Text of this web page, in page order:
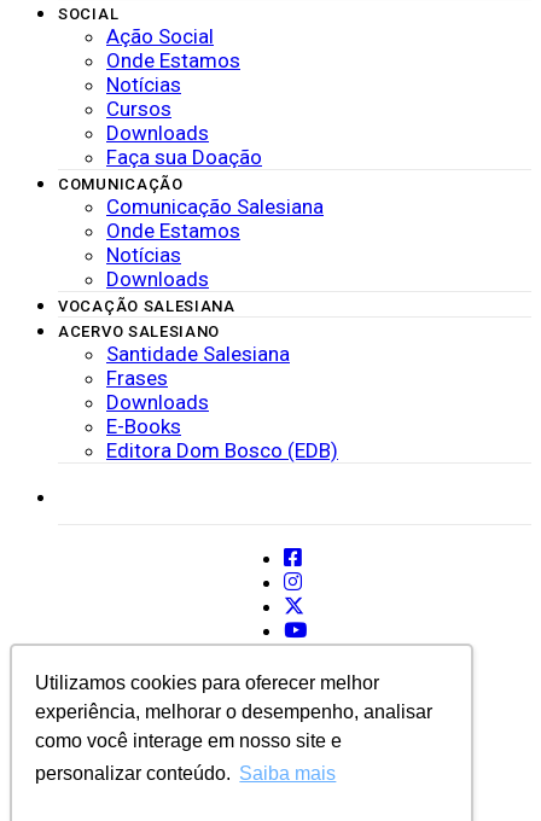
Utilizamos cookies para oferecer melhor
experiência, melhorar o desempenho, analisar
como você interage em nosso site e
personalizar conteúdo. Saiba mais
SOCIAL
Ação Social
Onde Estamos
Notícias
Cursos
Downloads
Faça sua Doação
COMUNICAÇÃO
Comunicação Salesiana
Onde Estamos
Notícias
Downloads
VOCAÇÃO SALESIANA
ACERVO SALESIANO
Santidade Salesiana
Frases
Downloads
E-Books
Editora Dom Bosco (EDB)